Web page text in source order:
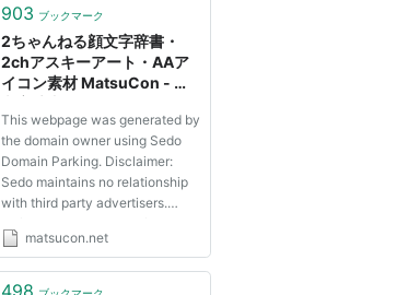
903 ブックマーク
2ちゃんねる顔文字辞書・
2chアスキーアート・AAア
イコン素材 MatsuCon - 顔
This webpage was generated by
the domain owner using Sedo
Domain Parking. Disclaimer:
Sedo maintains no relationship
with third party advertisers.
service or trade mark is not
constitute or imply its
matsucon.net
498